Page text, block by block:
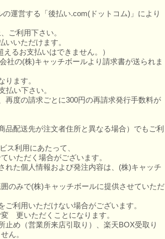
運営する「後払い.com(ドットコム)」により
利用下さい。
いただけます。
お支払いはできません。）
社の(株)キャッチボールより請求書が送られま
ます。
い下さい。
度の請求ごとに300円の再請求発行手数料が
配送先が注文者住所と異なる場合）でもご利
ス利用にあたって、
ただく場合がございます。
た個人情報および発注内容は、(株)キャッチ
みで(株)キャッチボールに提供させていただ
利用いただけない場合がございます。
更いただくことになります。
め（営業所来店引取り）、楽天BOX受取り
ん。